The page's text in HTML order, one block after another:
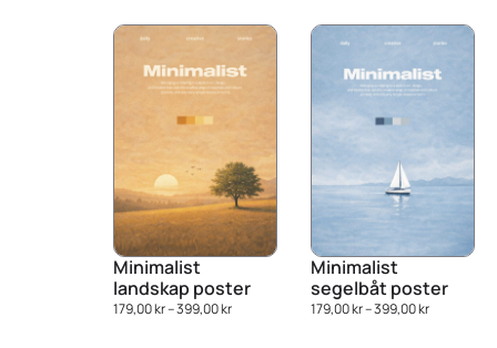
Minimalist
landskap poster
179,00kr–399,00kr
Minimalist
segelbåt poster
179,00kr–399,00kr